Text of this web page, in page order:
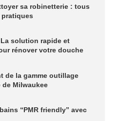
sa robinetterie : tous
solution rapide et
rénover votre douche
de la gamme outillage
de Milwaukee
“PMR friendly” avec